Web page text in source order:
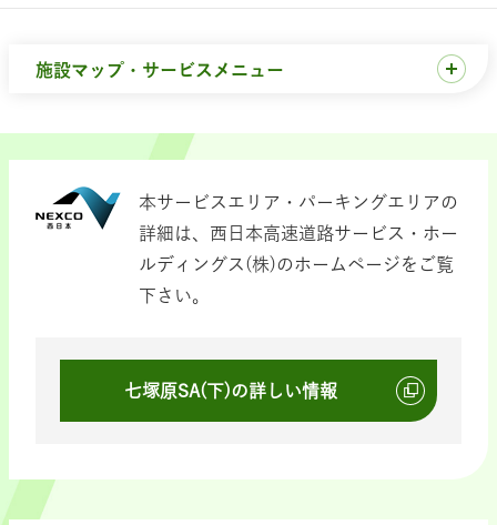
施設マップ・サービスメニュー
本サービスエリア・パーキングエリアの
詳細は、西日本高速道路サービス・ホー
ルディングス(株)のホームページをご覧
下さい。
七塚原SA(下)の詳しい情報